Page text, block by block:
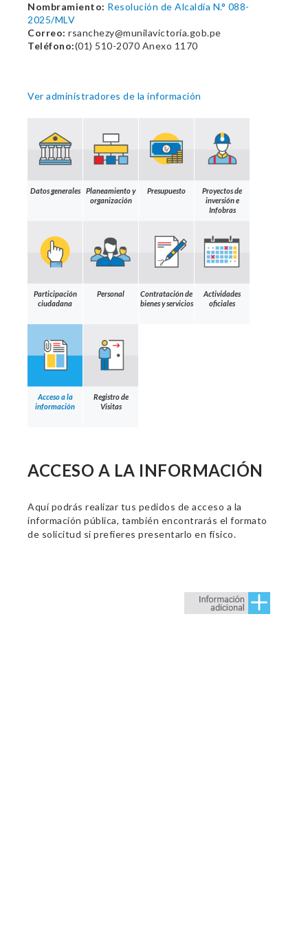
Nombramiento: Resolución de Alcaldía N.° 088-
2025/MLV
Correo: rsanchezy@munilavictoria.gob.pe
Teléfono:(01) 510-2070 Anexo 1170
Ver administradores de la información
Datos generales
Planeamiento y
organización
Presupuesto
Proyectos de
inversión e
Infobras
Participación
ciudadana
Personal
Contratación de
bienes y servicios
Actividades
oficiales
Acceso a la
información
Registro de
Visitas
ACCESO A LA INFORMACIÓN
Aquí podrás realizar tus pedidos de acceso a la
información pública, también encontrarás el formato
de solicitud si prefieres presentarlo en físico.